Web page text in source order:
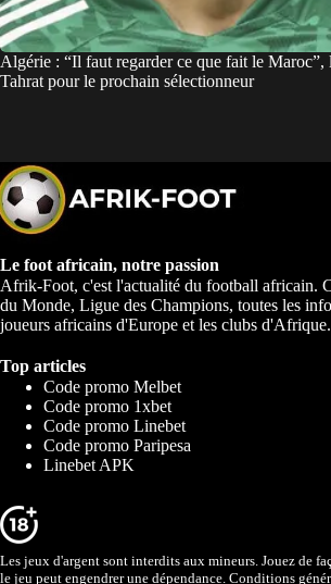
Algérie : “Il faut regarder ce que fait le Maroc”,
Tahrat pour le prochain sélectionneur
Le foot africain, notre passion
Afrik-Foot, c'est l'actualité du football africain.
du Monde, Ligue des Champions, toutes les
joueurs africains d'Europe et les clubs d'Afrique.
Top articles
Code promo Melbet
Code promo 1xbet
Code promo Linebet
Code promo Paripesa
Linebet APK
Les jeux d'argent sont interdits aux mineurs. Jouez de
le jeu peut engendrer une dépendance. Conditions